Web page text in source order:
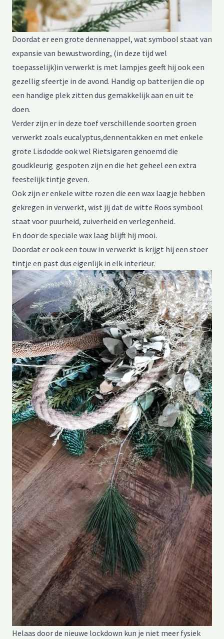
Doordat er een grote dennenappel, wat symbool staat van
expansie van bewustwording, (in deze tijd wel
toepasselijk)in verwerkt is met lampjes geeft hij ook een
gezellig sfeertje in de avond. Handig op batterijen die op
een handige plek zitten dus gemakkelijk aan en uit te
doen.
Verder zijn er in deze toef verschillende soorten groen
verwerkt zoals eucalyptus,dennentakken en met enkele
grote Lisdodde ook wel Rietsigaren genoemd die
goudkleurig gespoten zijn en die het geheel een extra
feestelijk tintje geven.
Ook zijn er enkele witte rozen die een wax laagje hebben
gekregen in verwerkt, wist jij dat de witte Roos symbool
staat voor puurheid, zuiverheid en verlegenheid.
En door de speciale wax laag blijft hij mooi.
Doordat er ook een touw in verwerkt is krijgt hij een stoer
tintje en past dus eigenlijk in elk interieur.
Helaas door de nieuwe lockdown kun je niet meer fysiek